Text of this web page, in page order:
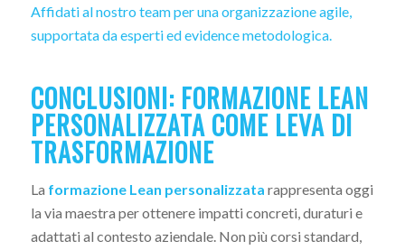
Affidati al nostro team per una organizzazione agile,
supportata da esperti ed evidence metodologica.
CONCLUSIONI: FORMAZIONE LEAN
PERSONALIZZATA COME LEVA DI
TRASFORMAZIONE
La formazione Lean personalizzata rappresenta oggi
la via maestra per ottenere impatti concreti, duraturi e
adattati al contesto aziendale. Non più corsi standard,